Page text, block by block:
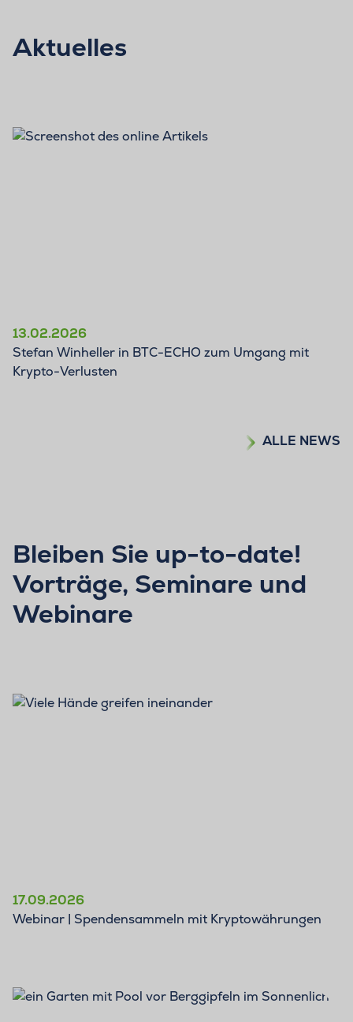
Aktuelles
13.02.2026
Stefan Winheller in BTC-ECHO zum Umgang mit
Krypto-Verlusten
ALLE NEWS
Bleiben Sie up-to-date!
Vorträge, Seminare und
Webinare
17.09.2026
Webinar | Spendensammeln mit Kryptowährungen